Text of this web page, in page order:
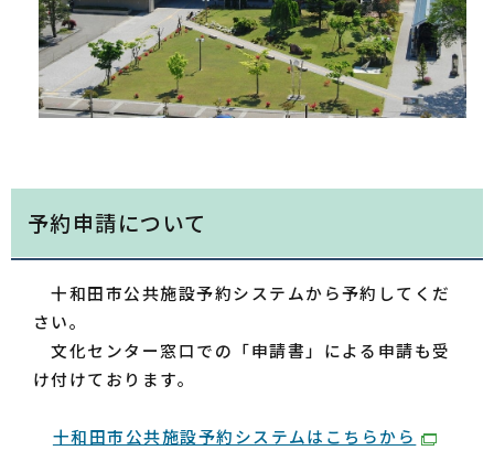
予約申請について
十和田市公共施設予約システムから予約してくだ
さい。
文化センター窓口での「申請書」による申請も受
け付けております。
十和田市公共施設予約システムはこちらから